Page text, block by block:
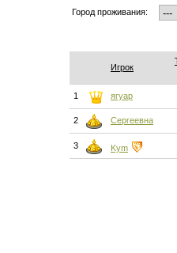
Город проживания:
Игрок
1 ягуар
2 Сергеевна
3 Kym